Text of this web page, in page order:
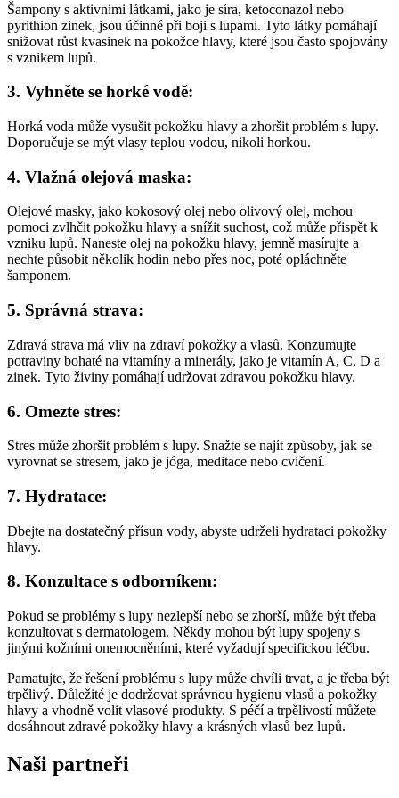
Šampony s aktivními látkami, jako je síra, ketoconazol nebo
pyrithion zinek, jsou účinné při boji s lupami. Tyto látky pomáhají
snižovat růst kvasinek na pokožce hlavy, které jsou často spojovány
s vznikem lupů.
3. Vyhněte se horké vodě:
Horká voda může vysušit pokožku hlavy a zhoršit problém s lupy.
Doporučuje se mýt vlasy teplou vodou, nikoli horkou.
4. Vlažná olejová maska:
Olejové masky, jako kokosový olej nebo olivový olej, mohou
pomoci zvlhčit pokožku hlavy a snížit suchost, což může přispět k
vzniku lupů. Naneste olej na pokožku hlavy, jemně masírujte a
nechte působit několik hodin nebo přes noc, poté opláchněte
šamponem.
5. Správná strava:
Zdravá strava má vliv na zdraví pokožky a vlasů. Konzumujte
potraviny bohaté na vitamíny a minerály, jako je vitamín A, C, D a
zinek. Tyto živiny pomáhají udržovat zdravou pokožku hlavy.
6. Omezte stres:
Stres může zhoršit problém s lupy. Snažte se najít způsoby, jak se
vyrovnat se stresem, jako je jóga, meditace nebo cvičení.
7. Hydratace:
Dbejte na dostatečný přísun vody, abyste udrželi hydrataci pokožky
hlavy.
8. Konzultace s odborníkem:
Pokud se problémy s lupy nezlepší nebo se zhorší, může být třeba
konzultovat s dermatologem. Někdy mohou být lupy spojeny s
jinými kožními onemocněními, které vyžadují specifickou léčbu.
Pamatujte, že řešení problému s lupy může chvíli trvat, a je třeba být
trpělivý. Důležité je dodržovat správnou hygienu vlasů a pokožky
hlavy a vhodně volit vlasové produkty. S péčí a trpělivostí můžete
dosáhnout zdravé pokožky hlavy a krásných vlasů bez lupů.
Naši partneři